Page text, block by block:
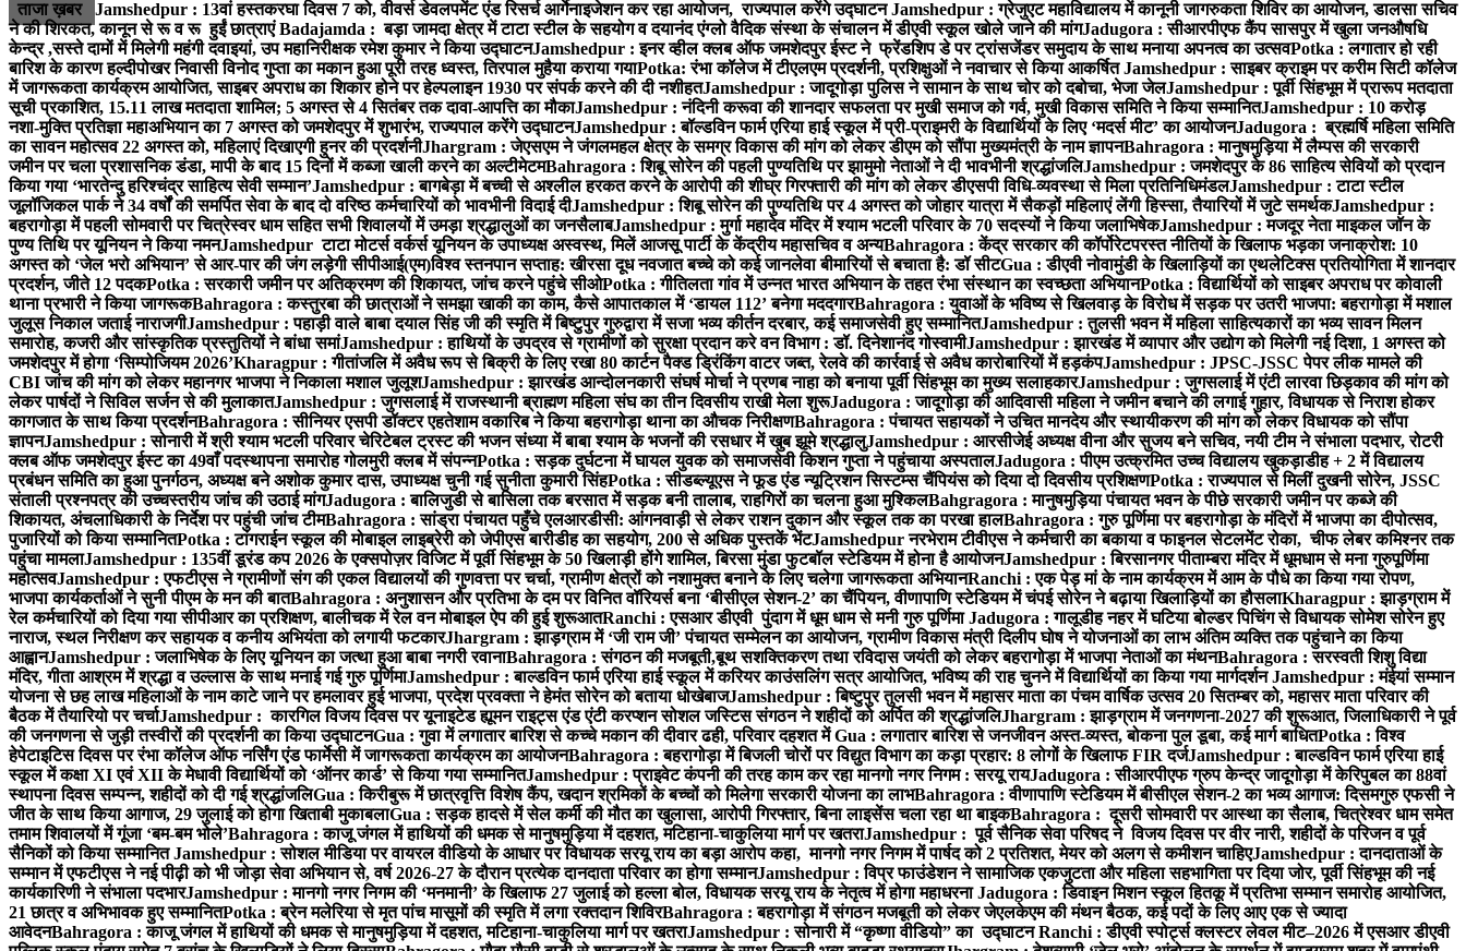
ताजा ख़बर Jamshedpur : 13वां हस्तकरघा दिवस 7 को, वीवर्स डेवलपमेंट एंड रिसर्च आर्गेनाइजेशन कर रहा आयोजन, राज्यपाल करेंगे उद्घाटनJamshedpur : ग्रेजुएट महाविद्यालय में कानूनी जागरुकता शिविर का आयोजन, डालसा सचिव
ने की शिरकत, कानून से रू व रू हुईं छात्राएंBadajamda : बड़ा जामदा क्षेत्र में टाटा स्टील के सहयोग व दयानंद एंग्लो वैदिक संस्था के संचालन में डीएवी स्कूल खोले जाने की मांगJadugora : सीआरपीएफ कैंप सासपुर में खुला जनऔषधि
केन्द्र ,सस्ते दामों में मिलेगी महंगी दवाइयां, उप महानिरीक्षक रमेश कुमार ने किया उद्घाटनJamshedpur : इनर व्हील क्लब ऑफ जमशेदपुर ईस्ट ने फ्रेंडशिप डे पर ट्रांसजेंडर समुदाय के साथ मनाया अपनत्व का उत्सवPotka : लगातार हो रही
बारिश के कारण हल्दीपोखर निवासी विनोद गुप्ता का मकान हुआ पूरी तरह ध्वस्त, तिरपाल मुहैया कराया गयाPotka: रंभा कॉलेज में टीएलएम प्रदर्शनी, प्रशिक्षुओं ने नवाचार से किया आकर्षितJamshedpur : साइबर क्राइम पर करीम सिटी कॉलेज
में जागरूकता कार्यक्रम आयोजित, साइबर अपराध का शिकार होने पर हेल्पलाइन 1930 पर संपर्क करने की दी नशीहतJamshedpur : जादूगोड़ा पुलिस ने सामान के साथ चोर को दबोचा, भेजा जेलJamshedpur : पूर्वी सिंहभूम में प्रारूप मतदाता
सूची प्रकाशित, 15.11 लाख मतदाता शामिल; 5 अगस्त से 4 सितंबर तक दावा-आपत्ति का मौकाJamshedpur : नंदिनी करूवा की शानदार सफलता पर मुखी समाज को गर्व, मुखी विकास समिति ने किया सम्मानितJamshedpur : 10 करोड़
नशा-मुक्ति प्रतिज्ञा महाअभियान का 7 अगस्त को जमशेदपुर में शुभारंभ, राज्यपाल करेंगे उद्घाटनJamshedpur : बॉल्डविन फार्म एरिया हाई स्कूल में प्री-प्राइमरी के विद्यार्थियों के लिए ‘मदर्स मीट’ का आयोजनJadugora : ब्रह्मर्षि महिला समिति
का सावन महोत्सव 22 अगस्त को, महिलाएं दिखाएगी हुनर की प्रदर्शनीJhargram : जेएसएम ने जंगलमहल क्षेत्र के समग्र विकास की मांग को लेकर डीएम को सौंपा मुख्यमंत्री के नाम ज्ञापनBahragora : मानुषमुड़िया में लैम्पस की सरकारी
जमीन पर चला प्रशासनिक डंडा, मापी के बाद 15 दिनों में कब्जा खाली करने का अल्टीमेटमBahragora : शिबू सोरेन की पहली पुण्यतिथि पर झामुमो नेताओं ने दी भावभीनी श्रद्धांजलिJamshedpur : जमशेदपुर के 86 साहित्य सेवियों को प्रदान
किया गया ‘भारतेन्दु हरिश्चंद्र साहित्य सेवी सम्मान’Jamshedpur : बागबेड़ा में बच्ची से अश्लील हरकत करने के आरोपी की शीघ्र गिरफ्तारी की मांग को लेकर डीएसपी विधि-व्यवस्था से मिला प्रतिनिधिमंडलJamshedpur : टाटा स्टील
जूलॉजिकल पार्क ने 34 वर्षों की समर्पित सेवा के बाद दो वरिष्ठ कर्मचारियों को भावभीनी विदाई दीJamshedpur : शिबू सोरेन की पुण्यतिथि पर 4 अगस्त को जोहार यात्रा में सैकड़ों महिलाएं लेंगी हिस्सा, तैयारियों में जुटे समर्थकJamshedpur :
बहरागोड़ा में पहली सोमवारी पर चित्रेस्वर धाम सहित सभी शिवालयों में उमड़ा श्रद्धालुओं का जनसैलाबJamshedpur : मुर्गा महादेव मंदिर में श्याम भटली परिवार के 70 सदस्यों ने किया जलाभिषेकJamshedpur : मजदूर नेता माइकल जॉन के
पुण्य तिथि पर यूनियन ने किया नमनJamshedpur टाटा मोटर्स वर्कर्स यूनियन के उपाध्यक्ष अस्वस्थ, मिलें आजसू पार्टी के केंद्रीय महासचिव व अन्यBahragora : केंद्र सरकार की कॉर्पोरेटपरस्त नीतियों के खिलाफ भड़का जनाक्रोश: 10
अगस्त को ‘जेल भरो अभियान’ से आर-पार की जंग लड़ेगी सीपीआई(एम)विश्व स्तनपान सप्ताह: खीरसा दूध नवजात बच्चे को कई जानलेवा बीमारियों से बचाता है: डॉ सीटGua : डीएवी नोवामुंडी के खिलाड़ियों का एथलेटिक्स प्रतियोगिता में शानदार
प्रदर्शन, जीते 12 पदकPotka : सरकारी जमीन पर अतिक्रमण की शिकायत, जांच करने पहुंचे सीओPotka : गीतिलता गांव में उन्नत भारत अभियान के तहत रंभा संस्थान का स्वच्छता अभियानPotka : विद्यार्थियों को साइबर अपराध पर कोवाली
थाना प्रभारी ने किया जागरूकBahragora : कस्तुरबा की छात्राओं ने समझा खाकी का काम, कैसे आपातकाल में ‘डायल 112’ बनेगा मददगारBahragora : युवाओं के भविष्य से खिलवाड़ के विरोध में सड़क पर उतरी भाजपा: बहरागोड़ा में मशाल
जुलूस निकाल जताई नाराजगीJamshedpur : पहाड़ी वाले बाबा दयाल सिंह जी की स्मृति में बिष्टुपुर गुरुद्वारा में सजा भव्य कीर्तन दरबार, कई समाजसेवी हुए सम्मानितJamshedpur : तुलसी भवन में महिला साहित्यकारों का भव्य सावन मिलन
समारोह, कजरी और सांस्कृतिक प्रस्तुतियों ने बांधा समांJamshedpur : हाथियों के उपद्रव से ग्रामीणों को सुरक्षा प्रदान करे वन विभाग : डॉ. दिनेशानंद गोस्वामीJamshedpur : झारखंड में व्यापार और उद्योग को मिलेगी नई दिशा, 1 अगस्त को
जमशेदपुर में होगा ‘सिम्पोजियम 2026’Kharagpur : गीतांजलि में अवैध रूप से बिक्री के लिए रखा 80 कार्टन पैक्ड ड्रिंकिंग वाटर जब्त, रेलवे की कार्रवाई से अवैध कारोबारियों में हड़कंपJamshedpur : JPSC-JSSC पेपर लीक मामले की
CBI जांच की मांग को लेकर महानगर भाजपा ने निकाला मशाल जुलूशJamshedpur : झारखंड आन्दोलनकारी संघर्ष मोर्चा ने प्रणब नाहा को बनाया पूर्वी सिंहभूम का मुख्य सलाहकारJamshedpur : जुगसलाई में एंटी लारवा छिड़काव की मांग को
लेकर पार्षदों ने सिविल सर्जन से की मुलाकातJamshedpur : जुगसलाई में राजस्थानी ब्राह्मण महिला संघ का तीन दिवसीय राखी मेला शुरूJadugora : जादूगोड़ा की आदिवासी महिला ने जमीन बचाने की लगाई गुहार, विधायक से निराश होकर
कागजात के साथ किया प्रदर्शनBahragora : सीनियर एसपी डॉक्टर एहतेशाम वकारिब ने किया बहरागोड़ा थाना का औचक निरीक्षणBahragora : पंचायत सहायकों ने उचित मानदेय और स्थायीकरण की मांग को लेकर विधायक को सौंपा
ज्ञापनJamshedpur : सोनारी में श्री श्याम भटली परिवार चेरिटेबल ट्रस्ट की भजन संध्या में बाबा श्याम के भजनों की रसधार में खुब झूमे श्रद्धालुJamshedpur : आरसीजेई अध्यक्ष वीना और सुजय बने सचिव, नयी टीम ने संभाला पदभार, रोटरी
क्लब ऑफ जमशेदपुर ईस्ट का 49वाँ पदस्थापना समारोह गोलमुरी क्लब में संपन्नPotka : सड़क दुर्घटना में घायल युवक को समाजसेवी किशन गुप्ता ने पहुंचाया अस्पतालJadugora : पीएम उत्क्रमित उच्च विद्यालय खुकड़ाडीह + 2 में विद्यालय
प्रबंधन समिति का हुआ पुनर्गठन, अध्यक्ष बने अशोक कुमार दास, उपाध्यक्ष चुनी गई सुनीता कुमारी सिंहPotka : सीडब्ल्यूएस ने फूड एंड न्यूट्रिशन सिस्टम्स चैंपियंस को दिया दो दिवसीय प्रशिक्षणPotka : राज्यपाल से मिलीं दुखनी सोरेन, JSSC
संताली प्रश्नपत्र की उच्चस्तरीय जांच की उठाई मांगJadugora : बालिजुडी से बासिला तक बरसात में सड़क बनी तालाब, राहगिरों का चलना हुआ मुश्किलBahgragora : मानुषमुड़िया पंचायत भवन के पीछे सरकारी जमीन पर कब्जे की
शिकायत, अंचलाधिकारी के निर्देश पर पहुंची जांच टीमBahragora : सांड्रा पंचायत पहुँचे एलआरडीसी: आंगनवाड़ी से लेकर राशन दुकान और स्कूल तक का परखा हालBahragora : गुरु पूर्णिमा पर बहरागोड़ा के मंदिरों में भाजपा का दीपोत्सव,
पुजारियों को किया सम्मानितPotka : टांगराईन स्कूल की मोबाइल लाइब्रेरी को जेपीएस बारीडीह का सहयोग, 200 से अधिक पुस्तकें भेंटJamshedpur नरभेराम टीवीएस ने कर्मचारी का बकाया व फाइनल सेटलमेंट रोका, चीफ लेबर कमिश्नर तक
पहुंचा मामलाJamshedpur : 135वीं डूरंड कप 2026 के एक्सपोज़र विजिट में पूर्वी सिंहभूम के 50 खिलाड़ी होंगे शामिल, बिरसा मुंडा फुटबॉल स्टेडियम में होना है आयोजनJamshedpur : बिरसानगर पीताम्बरा मंदिर में धूमधाम से मना गुरुपूर्णिमा
महोत्सवJamshedpur : एफटीएस ने ग्रामीणों संग की एकल विद्यालयों की गुणवत्ता पर चर्चा, ग्रामीण क्षेत्रों को नशामुक्त बनाने के लिए चलेगा जागरूकता अभियानRanchi : एक पेड़ मां के नाम कार्यक्रम में आम के पौधे का किया गया रोपण,
भाजपा कार्यकर्ताओं ने सुनी पीएम के मन की बातBahragora : अनुशासन और प्रतिभा के दम पर विनित वॉरियर्स बना ‘बीसीएल सेशन-2’ का चैंपियन, वीणापाणि स्टेडियम में चंपई सोरेन ने बढ़ाया खिलाड़ियों का हौसलाKharagpur : झाड़ग्राम में
रेल कर्मचारियों को दिया गया सीपीआर का प्रशिक्षण, बालीचक में रेल वन मोबाइल ऐप की हुई शुरूआतRanchi : एसआर डीएवी पुंदाग में धूम धाम से मनी गुरु पूर्णिमाJadugora : गालूडीह नहर में घटिया बोल्डर पिचिंग से विधायक सोमेश सोरेन हुए
नाराज, स्थल निरीक्षण कर सहायक व कनीय अभियंता को लगायी फटकारJhargram : झाड़ग्राम में ‘जी राम जी’ पंचायत सम्मेलन का आयोजन, ग्रामीण विकास मंत्री दिलीप घोष ने योजनाओं का लाभ अंतिम व्यक्ति तक पहुंचाने का किया
आह्वानJamshedpur : जलाभिषेक के लिए यूनियन का जत्था हुआ बाबा नगरी रवानाBahragora : संगठन की मजबूती,बूथ सशक्तिकरण तथा रविदास जयंती को लेकर बहरागोड़ा में भाजपा नेताओं का मंथनBahragora : सरस्वती शिशु विद्या
मंदिर, गीता आश्रम में श्रद्धा व उल्लास के साथ मनाई गई गुरु पूर्णिमाJamshedpur : बाल्डविन फार्म एरिया हाई स्कूल में करियर काउंसलिंग सत्र आयोजित, भविष्य की राह चुनने में विद्यार्थियों का किया गया मार्गदर्शनJamshedpur : मंईयां सम्मान
योजना से छह लाख महिलाओं के नाम काटे जाने पर हमलावर हुई भाजपा, प्रदेश प्रवक्ता ने हेमंत सोरेन को बताया धोखेबाजJamshedpur : बिष्टुपुर तुलसी भवन में महासर माता का पंचम वार्षिक उत्सव 20 सितम्बर को, महासर माता परिवार की
बैठक में तैयारियो पर चर्चाJamshedpur : कारगिल विजय दिवस पर यूनाइटेड ह्यूमन राइट्स एंड एंटी करप्शन सोशल जस्टिस संगठन ने शहीदों को अर्पित की श्रद्धांजलिJhargram : झाड़ग्राम में जनगणना-2027 की शुरूआत, जिलाधिकारी ने पूर्व
की जनगणना से जुड़ी तस्वीरों की प्रदर्शनी का किया उद्घाटनGua : गुवा में लगातार बारिश से कच्चे मकान की दीवार ढही, परिवार दहशत मेंGua : लगातार बारिश से जनजीवन अस्त-व्यस्त, बोकना पुल डूबा, कई मार्ग बाधितPotka : विश्व
हेपेटाइटिस दिवस पर रंभा कॉलेज ऑफ नर्सिंग एंड फार्मेसी में जागरूकता कार्यक्रम का आयोजनBahragora : बहरागोड़ा में बिजली चोरों पर विद्युत विभाग का कड़ा प्रहार: 8 लोगों के खिलाफ FIR दर्जJamshedpur : बाल्डविन फार्म एरिया हाई
स्कूल में कक्षा XI एवं XII के मेधावी विद्यार्थियों को ‘ऑनर कार्ड’ से किया गया सम्मानितJamshedpur : प्राइवेट कंपनी की तरह काम कर रहा मानगो नगर निगम : सरयू रायJadugora : सीआरपीएफ ग्रुप केन्द्र जादूगोड़ा में केरिपुबल का 88वां
स्थापना दिवस सम्पन्न, शहीदों को दी गई श्रद्धांजलिGua : किरीबुरू में छात्रवृत्ति विशेष कैंप, खदान श्रमिकों के बच्चों को मिलेगा सरकारी योजना का लाभBahragora : वीणापाणि स्टेडियम में बीसीएल सेशन-2 का भव्य आगाज: दिसमगुरु एफसी ने
जीत के साथ किया आगाज, 29 जुलाई को होगा खिताबी मुकाबलाGua : सड़क हादसे में सेल कर्मी की मौत का खुलासा, आरोपी गिरफ्तार, बिना लाइसेंस चला रहा था बाइकBahragora : दूसरी सोमवारी पर आस्था का सैलाब, चित्रेश्वर धाम समेत
तमाम शिवालयों में गूंजा ‘बम-बम भोले’Bahragora : काजू जंगल में हाथियों की धमक से मानुषमुड़िया में दहशत, मटिहाना-चाकुलिया मार्ग पर खतराJamshedpur : पूर्व सैनिक सेवा परिषद ने विजय दिवस पर वीर नारी, शहीदों के परिजन व पूर्व
सैनिकों को किया सम्मानितJamshedpur : सोशल मीडिया पर वायरल वीडियो के आधार पर विधायक सरयू राय का बड़ा आरोप कहा, मानगो नगर निगम में पार्षद को 2 प्रतिशत, मेयर को अलग से कमीशन चाहिएJamshedpur : दानदाताओं के
सम्मान में एफटीएस ने नई पीढ़ी को भी जोड़ा सेवा अभियान से, वर्ष 2026-27 के दौरान प्रत्येक दानदाता परिवार का होगा सम्मानJamshedpur : विप्र फाउंडेशन ने सामाजिक एकजुटता और महिला सहभागिता पर दिया जोर, पूर्वी सिंहभूम की नई
कार्यकारिणी ने संभाला पदभारJamshedpur : मानगो नगर निगम की ‘मनमानी’ के खिलाफ 27 जुलाई को हल्ला बोल, विधायक सरयू राय के नेतृत्व में होगा महाधरनाJadugora : डिवाइन मिशन स्कूल हितकू में प्रतिभा सम्मान समारोह आयोजित,
21 छात्र व अभिभावक हुए सम्मानितPotka : ब्रेन मलेरिया से मृत पांच मासूमों की स्मृति में लगा रक्तदान शिविरBahragora : बहरागोड़ा में संगठन मजबूती को लेकर जेएलकेएम की मंथन बैठक, कई पदों के लिए आए एक से ज्यादा
आवेदनBahragora : काजू जंगल में हाथियों की धमक से मानुषमुड़िया में दहशत, मटिहाना-चाकुलिया मार्ग पर खतराJamshedpur : सोनारी में “कृष्णा वीडियो” का उद्घाटनRanchi : डीएवी स्पोर्ट्स क्लस्टर लेवल मीट–2026 में एसआर डीएवी